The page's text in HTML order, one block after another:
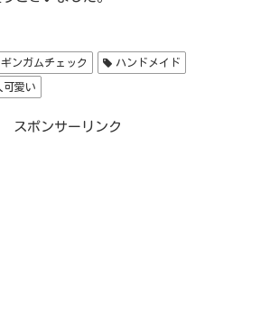
ギンガムチェック ハンドメイド
可愛い
スポンサーリンク